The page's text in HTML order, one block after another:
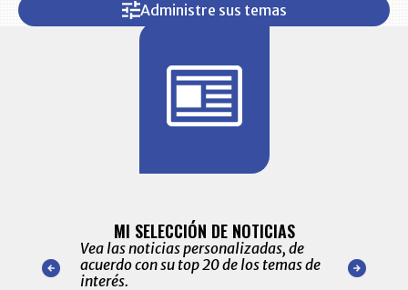
Administre sus temas
nuestro
para
MI SELECCIÓN DE NOTICIAS
Vea las noticias personalizadas, de
acuerdo con su top 20 de los temas de
interés.
de las